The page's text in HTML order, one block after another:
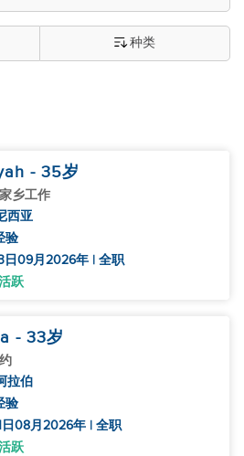
种类
- 35岁
乡工作
西亚
验
日09月2026年 | 全职
跃
- 33岁
拉伯
验
日08月2026年 | 全职
跃